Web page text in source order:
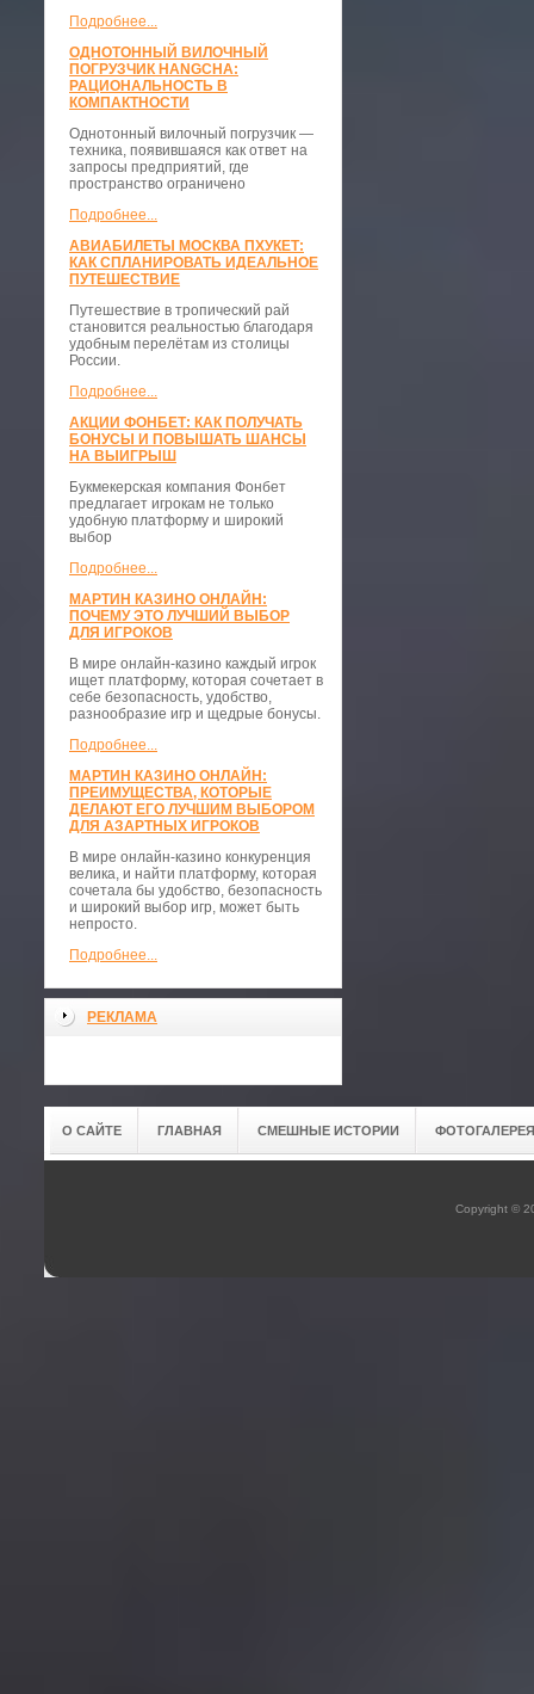
Подробнее...
ОДНОТОННЫЙ ВИЛОЧНЫЙ
ПОГРУЗЧИК HANGCHA:
РАЦИОНАЛЬНОСТЬ В
КОМПАКТНОСТИ
​Однотонный вилочный погрузчик —
техника, появившаяся как ответ на
запросы предприятий, где
пространство ограничено
Подробнее...
АВИАБИЛЕТЫ МОСКВА ПХУКЕТ:
КАК СПЛАНИРОВАТЬ ИДЕАЛЬНОЕ
ПУТЕШЕСТВИЕ
Путешествие в тропический рай
становится реальностью благодаря
удобным перелётам из столицы
России.
Подробнее...
АКЦИИ ФОНБЕТ: КАК ПОЛУЧАТЬ
БОНУСЫ И ПОВЫШАТЬ ШАНСЫ
НА ВЫИГРЫШ
Букмекерская компания Фонбет
предлагает игрокам не только
удобную платформу и широкий
выбор
Подробнее...
МАРТИН КАЗИНО ОНЛАЙН:
ПОЧЕМУ ЭТО ЛУЧШИЙ ВЫБОР
ДЛЯ ИГРОКОВ
В мире онлайн-казино каждый игрок
ищет платформу, которая сочетает в
себе безопасность, удобство,
разнообразие игр и щедрые бонусы.
Подробнее...
МАРТИН КАЗИНО ОНЛАЙН:
ПРЕИМУЩЕСТВА, КОТОРЫЕ
ДЕЛАЮТ ЕГО ЛУЧШИМ ВЫБОРОМ
ДЛЯ АЗАРТНЫХ ИГРОКОВ
В мире онлайн-казино конкуренция
велика, и найти платформу, которая
сочетала бы удобство, безопасность
и широкий выбор игр, может быть
непросто.
Подробнее...
РЕКЛАМА
О САЙТЕ ГЛАВНАЯ СМЕШНЫЕ ИСТОРИИ ФОТОГАЛЕРЕЯ
Copyright ©